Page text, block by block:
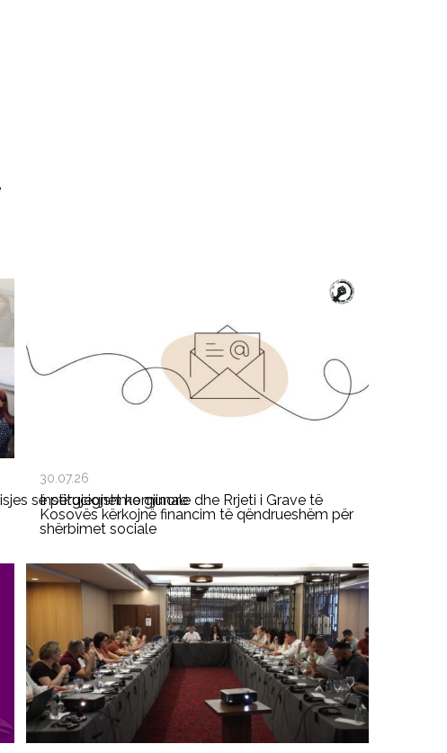
së përgjegjshme gjinore
30.07.26
Institucionet komunale dhe Rrjeti i Grave të
Kosovës kërkojnë financim të qëndrueshëm për
shërbimet sociale